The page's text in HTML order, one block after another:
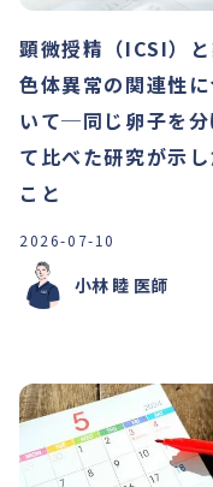
顕微授精（ICSI）
色体異常の関連性に
いて─同じ卵子を分
て比べた研究が示し
こと
2026-07-10
小林 睦 医師